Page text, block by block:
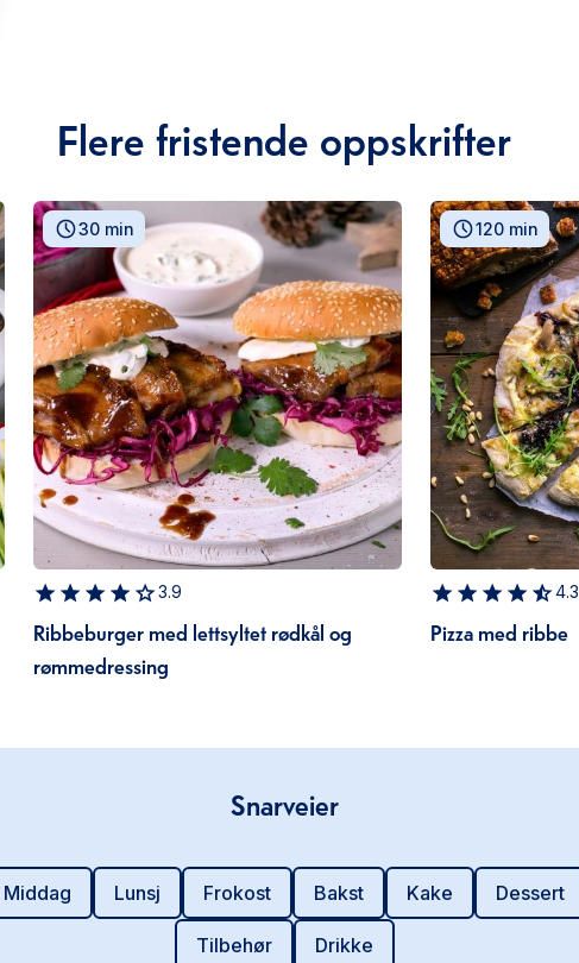
Flere fristende oppskrifter
30 min
3.9
Ribbeburger med lettsyltet rødkål og
rømmedressing
120 min
4.3
Pizza med ribbe
Snarveier
Middag Lunsj Frokost Bakst Kake Dessert
Tilbehør Drikke